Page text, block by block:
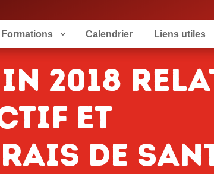
Formations Calendrier Liens utiles
2018
et
de